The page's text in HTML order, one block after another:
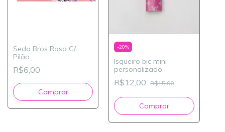
Seda Bros Rosa C/
Pilão
R$6,00
-20%
Isqueiro bic mini
personalizado
R$12,00 R$15,00